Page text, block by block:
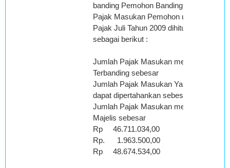
banding Pemohon Banding, sehingga
Pajak Masukan Pemohon untuk Masa
Pajak Juli Tahun 2009 dihitung kembali
sebagai berikut :
Jumlah Pajak Masukan menurut
Terbanding sebesar
Jumlah Pajak Masukan Yang tidak
dapat dipertahankan sebesar
Jumlah Pajak Masukan menurut
Majelis sebesar
Rp 46.711.034,00
Rp. 1.963.500,00
Rp 48.674.534,00